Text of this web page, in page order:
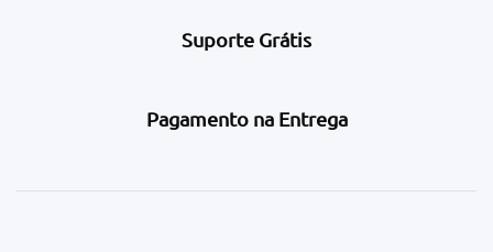
Suporte Grátis
Pagamento na Entrega